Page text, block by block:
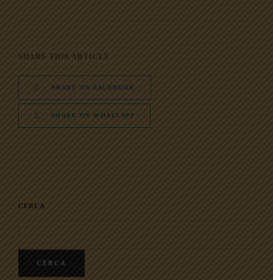
SHARE THIS ARTICLE
SHARE ON FACEBOOK
SHARE ON WHATSAPP
CERCA
CERCA